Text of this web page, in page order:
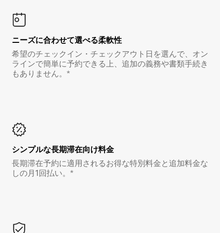
ニーズに合わせて選べる柔軟性
希望のチェックイン・チェックアウト日を選んで、オン
ラインで簡単に予約できる上、追加の義務や書類手続き
もありません。*
シンプルな長期滞在向け料金
長期滞在予約に適用されるお得な特別料金と追加料金な
しの月1回払い。*